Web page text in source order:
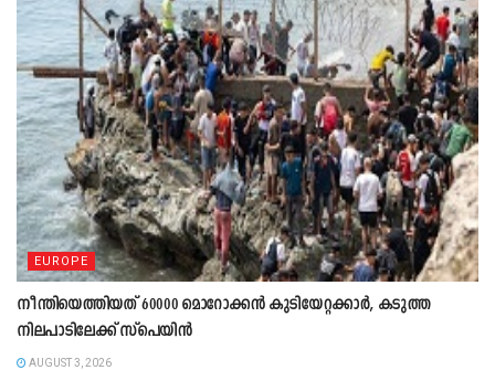
EUROPE
നീന്തിയെത്തിയത് 60000 മൊറോക്കൻ കുടിയേറ്റക്കാർ, കടുത്ത
നിലപാടിലേക്ക് സ്പെയിൻ
AUGUST 3, 2026